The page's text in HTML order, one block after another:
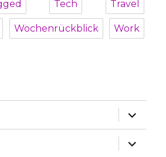
Tech Travel
Wochenrückblick Work
öffnen
öffnen